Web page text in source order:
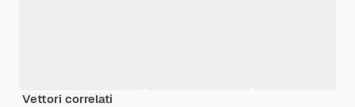
Vettori correlati